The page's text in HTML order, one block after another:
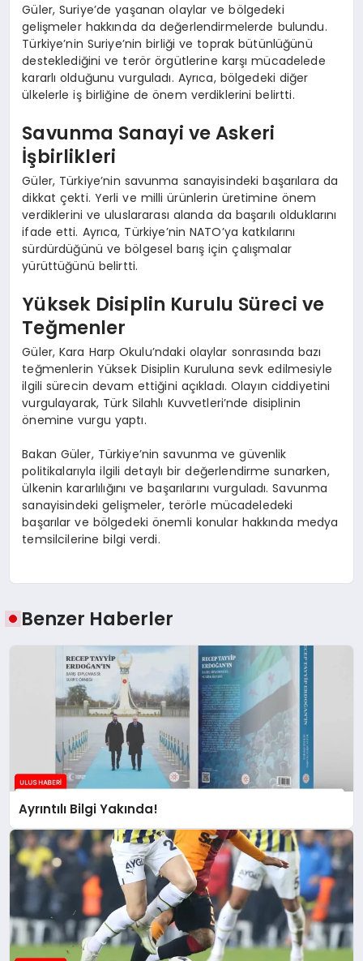
Güler, Suriye’de yaşanan olaylar ve bölgedeki
gelişmeler hakkında da değerlendirmelerde bulundu.
Türkiye’nin Suriye’nin birliği ve toprak bütünlüğünü
desteklediğini ve terör örgütlerine karşı mücadelede
kararlı olduğunu vurguladı. Ayrıca, bölgedeki diğer
ülkelerle iş birliğine de önem verdiklerini belirtti.
Savunma Sanayi ve Askeri
İşbirlikleri
Güler, Türkiye’nin savunma sanayisindeki başarılara da
dikkat çekti. Yerli ve milli ürünlerin üretimine önem
verdiklerini ve uluslararası alanda da başarılı olduklarını
ifade etti. Ayrıca, Türkiye’nin NATO’ya katkılarını
sürdürdüğünü ve bölgesel barış için çalışmalar
yürüttüğünü belirtti.
Yüksek Disiplin Kurulu Süreci ve
Teğmenler
Güler, Kara Harp Okulu’ndaki olaylar sonrasında bazı
teğmenlerin Yüksek Disiplin Kuruluna sevk edilmesiyle
ilgili sürecin devam ettiğini açıkladı. Olayın ciddiyetini
vurgulayarak, Türk Silahlı Kuvvetleri’nde disiplinin
önemine vurgu yaptı.
Bakan Güler, Türkiye’nin savunma ve güvenlik
politikalarıyla ilgili detaylı bir değerlendirme sunarken,
ülkenin kararlılığını ve başarılarını vurguladı. Savunma
sanayisindeki gelişmeler, terörle mücadeledeki
başarılar ve bölgedeki önemli konular hakkında medya
temsilcilerine bilgi verdi.
Benzer Haberler
Ayrıntılı Bilgi Yakında!